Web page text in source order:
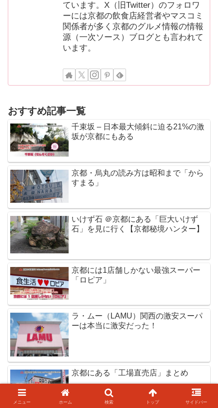
ています。X（旧Twitter）のフォロワ
ーには京都の飲食店経営者やマスコミ
関係者が多く京都のグルメ情報の情報
源（一次ソース）ブログとも言われて
います。
おすすめ記事一覧
千束坂 – 日本最大傾斜に迫る21%の激
坂が京都にもある
京都・烏丸の読み方は昭和まで「から
すまる」
いけず石 ＠京都にある「巨大いけず
石」を見に行く【京都秘境ハンター】
京都には1店舗しかない最強スーパー
「ロピア」
ラ・ムー（LAMU）関西の激安スーパ
ーは本当に激安だった！
京都にある「工場直売店」まとめ
メニュー ホーム 検索 トップ サイドバー